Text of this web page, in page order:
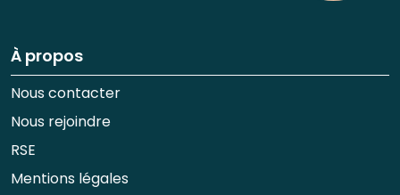
À propos
Nous contacter
Nous rejoindre
RSE
Mentions légales